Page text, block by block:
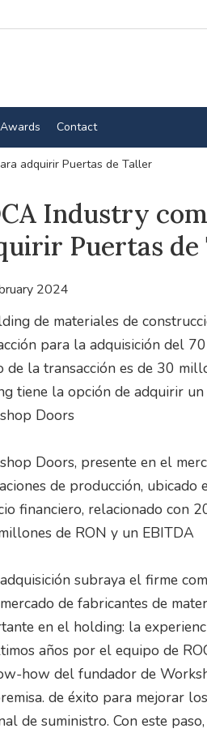
Awards Contact
adquirir Puertas de Taller
Industry
Puertas de
2024
de materiales de
para la adquisición del
de la transacción es de 30
tiene la opción de adquirir
Doors
Doors, presente en el
de producción, ubicado
financiero, relacionado con
de RON y un EBITDA
adquisición subraya el firme
de fabricantes de
en el holding: la
años por el equipo de
how del fundador de
de éxito para mejorar
de suministro. Con este